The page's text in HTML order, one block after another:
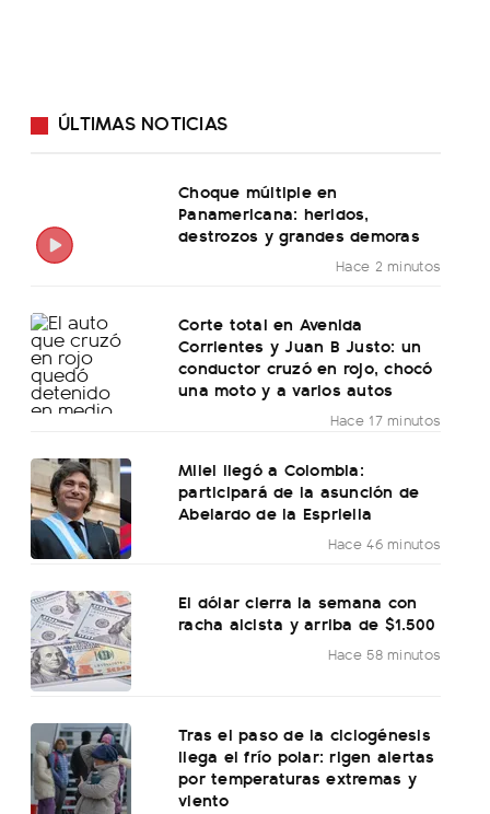
ÚLTIMAS NOTICIAS
Choque múltiple en
Panamericana: heridos,
destrozos y grandes demoras
Hace 2 minutos
Corte total en Avenida
Corrientes y Juan B Justo: un
conductor cruzó en rojo, chocó
una moto y a varios autos
Hace 17 minutos
Milei llegó a Colombia:
participará de la asunción de
Abelardo de la Espriella
Hace 46 minutos
El dólar cierra la semana con
racha alcista y arriba de $1.500
Hace 58 minutos
Tras el paso de la ciclogénesis
llega el frío polar: rigen alertas
por temperaturas extremas y
viento